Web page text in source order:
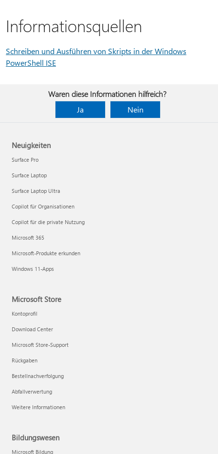
Informationsquellen
Schreiben und Ausführen von Skripts in der Windows
PowerShell ISE
Waren diese Informationen hilfreich?
Ja
Nein
Neuigkeiten
Surface Pro
Surface Laptop
Surface Laptop Ultra
Copilot für Organisationen
Copilot für die private Nutzung
Microsoft 365
Microsoft-Produkte erkunden
Windows 11-Apps
Microsoft Store
Kontoprofil
Download Center
Microsoft Store-Support
Rückgaben
Bestellnachverfolgung
Abfallverwertung
Weitere Informationen
Bildungswesen
Microsoft Bildung